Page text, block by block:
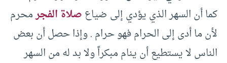
كما أن السهر الذي يؤدي إلى ضياعصلاة الفجرمحرم
لأن ما أدى إلى الحرام فهو حرام . وإذا حصل أن بعض
الناس لا يستطيع أن ينام مبكراً ولا بد له من السهر